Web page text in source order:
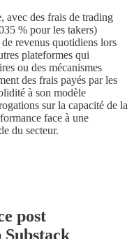
avec des frais de trading
% pour les takers)
revenus quotidiens lors
plateformes qui
ou des mécanismes
des frais payés par les
à son modèle
sur la capacité de la
face à une
du secteur.
post